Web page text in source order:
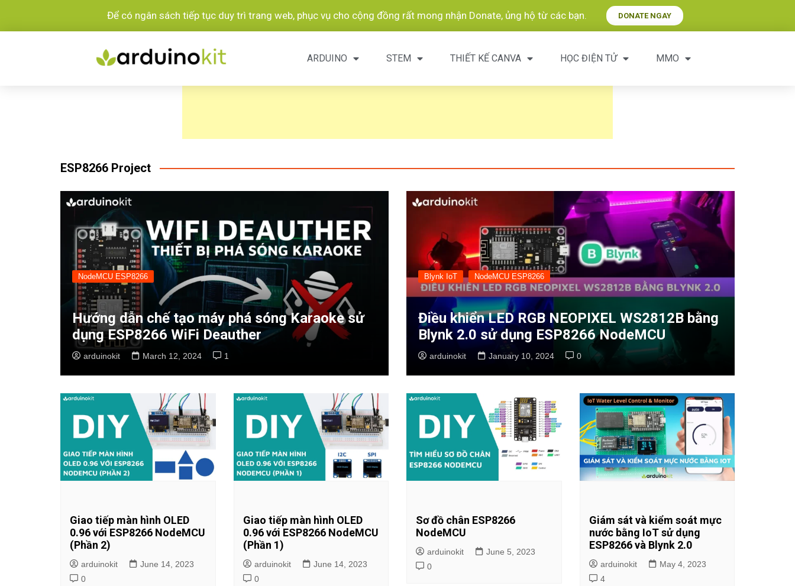
Để có ngân sách tiếp tục duy trì trang web, phục vụ cho cộng đồng rất mong nhận Donate, ủng hộ từ các bạn.​ DONATE NGAY
ARDUINO STEM THIẾT KẾ CANVA HỌC ĐIỆN TỬ MMO
ESP8266 Project
NodeMCU ESP8266
Hướng dẫn chế tạo máy phá sóng Karaoke sử
dụng ESP8266 WiFi Deauther
arduinokit March 12, 2024 1
Blynk IoT NodeMCU ESP8266
Điều khiển LED RGB NEOPIXEL WS2812B bằng
Blynk 2.0 sử dụng ESP8266 NodeMCU
arduinokit January 10, 2024 0
Giao tiếp màn hình OLED
0.96 với ESP8266 NodeMCU
(Phần 2)
arduinokit
June 14, 2023
0
Giao tiếp màn hình OLED
0.96 với ESP8266 NodeMCU
(Phần 1)
arduinokit
June 14, 2023
0
Sơ đồ chân ESP8266
NodeMCU
arduinokit
June 5, 2023
0
Giám sát và kiểm soát mực
nước bằng IoT sử dụng
ESP8266 và Blynk 2.0
arduinokit
May 4, 2023
4